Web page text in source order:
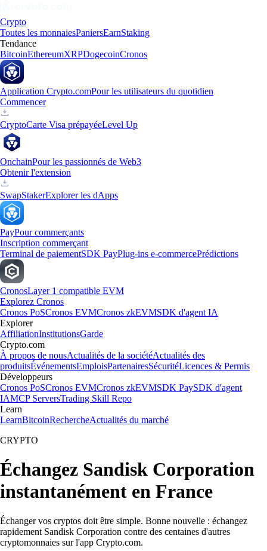
Crypto
Toutes les monnaiesPaniersEarnStaking
Tendance
BitcoinEthereumXRPDogecoinCronos
Application Crypto.comPour les utilisateurs du quotidien
Commencer
CryptoCarte Visa prépayéeLevel Up
OnchainPour les passionnés de Web3
Obtenir l'extension
SwapStakerExplorer les dApps
PayPour commerçants
Inscription commerçant
Terminal de paiementSDK PayPlug-ins e-commercePrédictions
CronosLayer 1 compatible EVM
Explorez Cronos
Cronos PoSCronos EVMCronos zkEVMSDK d'agent IA
Explorer
AffiliationInstitutionsGarde
Crypto.com
À propos de nousActualités de la sociétéActualités des
produitsÉvénementsEmploisPartenairesSécuritéLicences & Permis
Développeurs
Cronos PoSCronos EVMCronos zkEVMSDK PaySDK d'agent
IAMCP ServersTrading Skill Repo
Learn
LearnBitcoinRechercheActualités du marché
CRYPTO
Échangez Sandisk Corporation
instantanément en France
Échanger vos cryptos doit être simple. Bonne nouvelle : échangez
rapidement Sandisk Corporation contre des centaines d'autres
cryptomonnaies sur l'app Crypto.com.